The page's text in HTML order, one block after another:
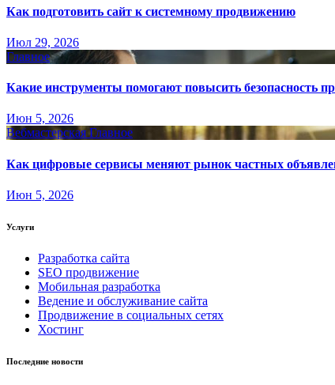
Как подготовить сайт к системному продвижению
Июл 29, 2026
Главное
Какие инструменты помогают повысить безопасность
Июн 5, 2026
Вебмастерская Главное
Как цифровые сервисы меняют рынок частных
Июн 5, 2026
Услуги
Разработка сайта
SEO продвижение
Мобильная разработка
Ведение и обслуживание сайта
Продвижение в социальных сетях
Хостинг
Последние новости